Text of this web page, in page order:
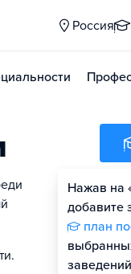
Россия
Нажав на
добавите
план